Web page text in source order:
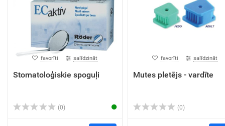
favorīti salīdzināt
Stomatoloģiskie spoguļi
(0)
favorīti salīdzināt
Mutes pletējs - vardīte
(0)